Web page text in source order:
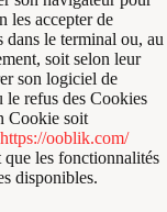
les accepter de
dans le terminal ou, au
soit selon leur
son logiciel de
le refus des Cookies
Cookie soit
https://ooblik.com/
que les fonctionnalités
disponibles.